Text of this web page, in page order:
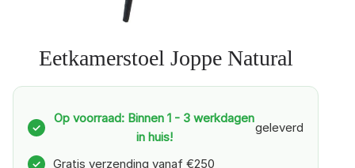
Eetkamerstoel Joppe Natural
✓
Op voorraad: Binnen 1 - 3 werkdagen
in huis!
geleverd
✓ Gratis verzending vanaf €250